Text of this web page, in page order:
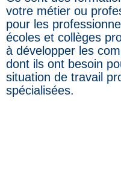
votre métier ou
pour les
écoles et collèges
à développer les
dont ils ont besoin
situation de travail
spécialisées.